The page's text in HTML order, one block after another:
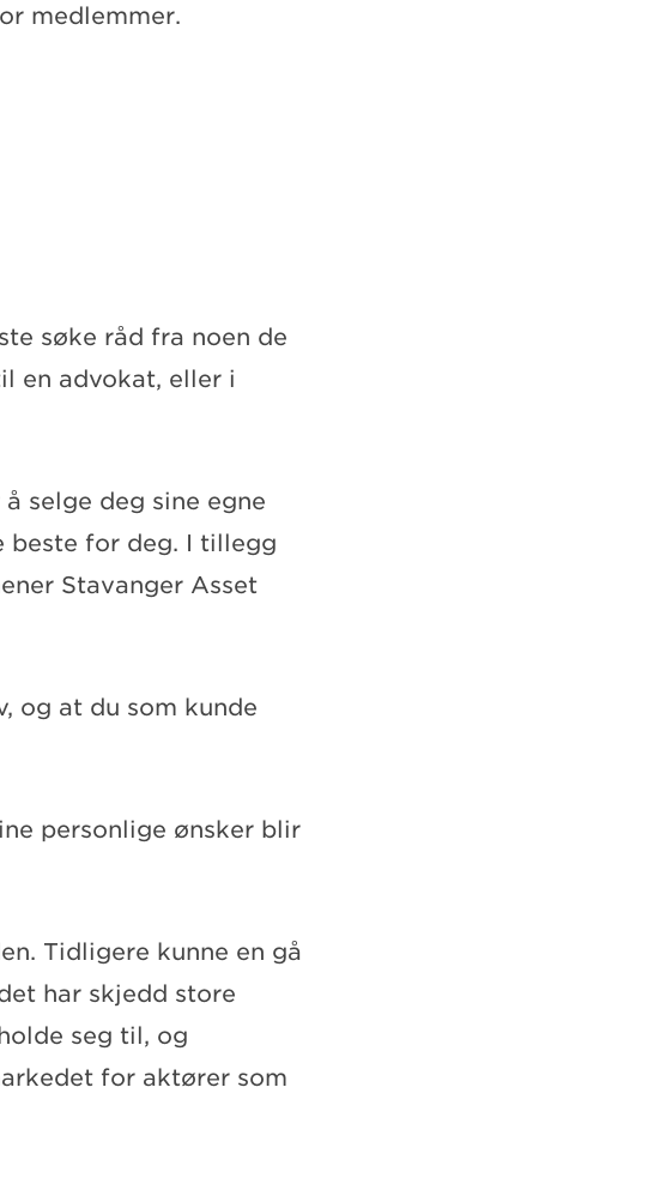
medlemmer.
søke råd fra noen de
en advokat, eller i
selge deg sine egne
beste for deg. I tillegg
Stavanger Asset
og at du som kunde
personlige ønsker blir
Tidligere kunne en gå
har skjedd store
seg til, og
for aktører som